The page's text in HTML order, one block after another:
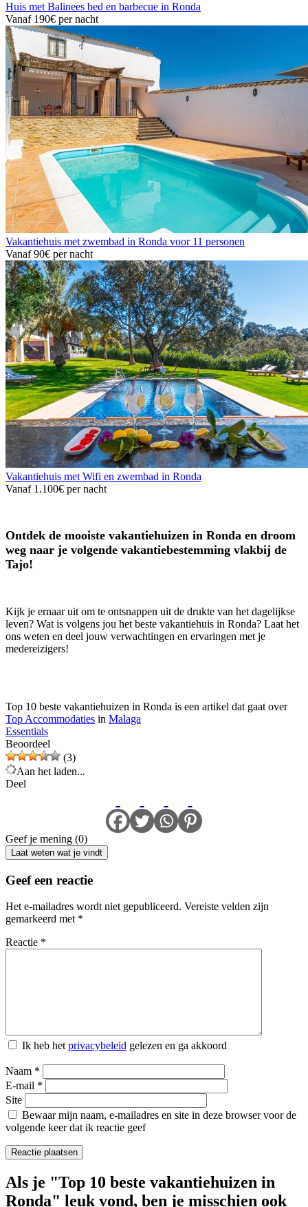
Huis met Balinees bed en barbecue in Ronda
Vanaf 190€ per nacht
Vakantiehuis met zwembad in Ronda voor 11 personen
Vanaf90€ per nacht
Vakantiehuis met Wifi en zwembad in Ronda
Vanaf 1.100€ per nacht
Ontdek de mooiste vakantiehuizen in Ronda en droom
weg naar je volgende vakantiebestemming vlakbij de
Tajo!
Kijk je ernaar uit om te ontsnappen uit de drukte van het dagelijkse
leven? Wat is volgens jou het beste vakantiehuis in Ronda? Laat het
ons weten en deel jouw verwachtingen en ervaringen met je
medereizigers!
Top 10 beste vakantiehuizen in Ronda is een artikel dat gaat over
Top Accommodaties in Malaga
Essentials
Beoordeel
(3)
Aan het laden...
Deel
Geef je mening (0)
Laat weten wat je vindt
Geef een reactie
Het e-mailadres wordt niet gepubliceerd. Vereiste velden zijn
gemarkeerd met *
Reactie *
Ik heb hetprivacybeleid gelezen en ga akkoord
Naam *
E-mail *
Site
Bewaar mijn naam, e-mailadres en site in deze browser voor de
volgende keer dat ik reactie geef
Als je "Top 10 beste vakantiehuizen in
Ronda" leuk vond, ben je misschien ook